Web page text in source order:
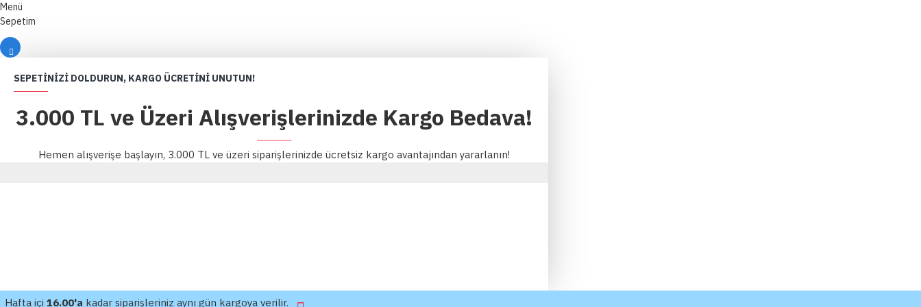
Menü
Sepetim
SEPETINIZI DOLDURUN, KARGO ÜCRETINI UNUTUN!
3.000 TL ve Üzeri Alışverişlerinizde Kargo Bedava!
Hemen alışverişe başlayın, 3.000 TL ve üzeri siparişlerinizde ücretsiz kargo avantajından yararlanın!
Hafta içi 16.00'a kadar siparişleriniz aynı gün kargoya verilir.